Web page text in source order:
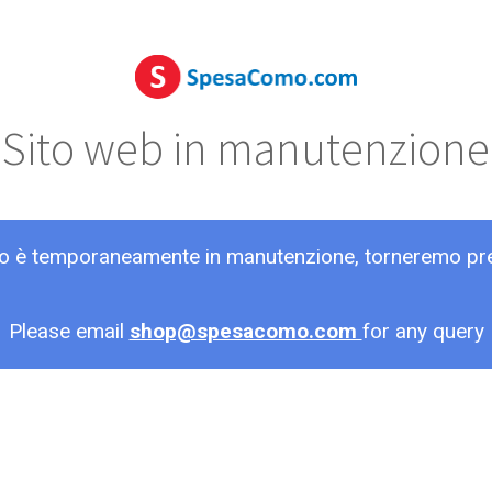
Sito web in manutenzione
è temporaneamente in manutenzione, torneremo
Please email shop@spesacomo.com for any query